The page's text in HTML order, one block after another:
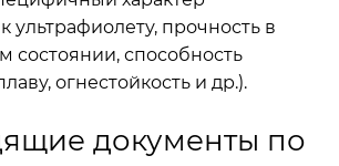
ультрафиолету, прочность в
состоянии, способность
огнестойкость и др.).
документы по